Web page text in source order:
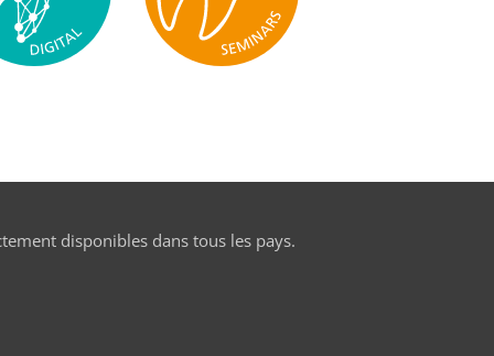
disponibles dans tous les pays.